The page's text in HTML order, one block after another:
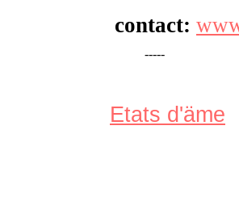
contact:
-----
Etats d'äme